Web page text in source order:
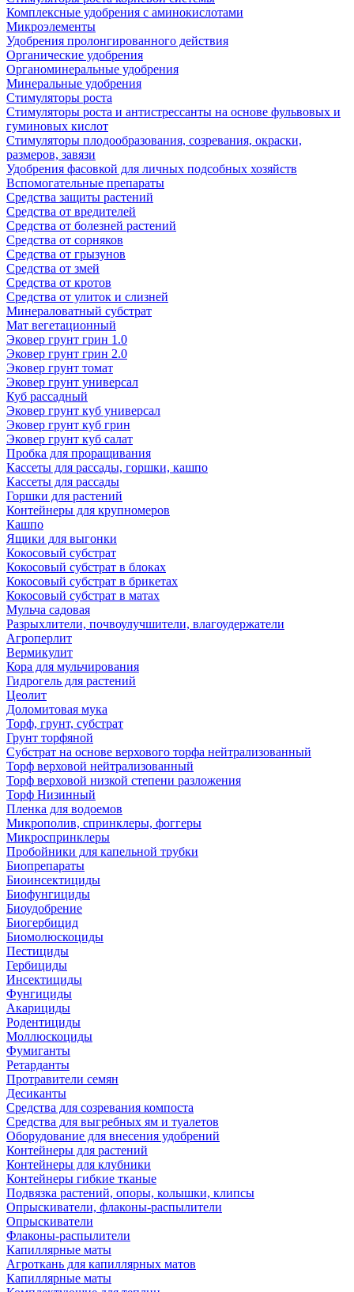
Комплексные удобрения с аминокислотами
Микроэлементы
Удобрения пролонгированного действия
Органические удобрения
Органоминеральные удобрения
Минеральные удобрения
Стимуляторы роста
Стимуляторы роста и антистрессанты на основе фульвовых и
гуминовых кислот
Стимуляторы плодообразования, созревания, окраски,
размеров, завязи
Удобрения фасовкой для личных подсобных хозяйств
Вспомогательные препараты
Средства защиты растений
Средства от вредителей
Средства от болезней растений
Средства от сорняков
Средства от грызунов
Средства от змей
Средства от кротов
Средства от улиток и слизней
Минераловатный субстрат
Мат вегетационный
Эковер грунт грин 1.0
Эковер грунт грин 2.0
Эковер грунт томат
Эковер грунт универсал
Куб рассадный
Эковер грунт куб универсал
Эковер грунт куб грин
Эковер грунт куб салат
Пробка для проращивания
Кассеты для рассады, горшки, кашпо
Кассеты для рассады
Горшки для растений
Контейнеры для крупномеров
Кашпо
Ящики для выгонки
Кокосовый субстрат
Кокосовый субстрат в блоках
Кокосовый субстрат в брикетах
Кокосовый субстрат в матах
Мульча садовая
Разрыхлители, почвоулучшители, влагоудержатели
Агроперлит
Вермикулит
Кора для мульчирования
Гидрогель для растений
Цеолит
Доломитовая мука
Торф, грунт, субстрат
Грунт торфяной
Субстрат на основе верхового торфа нейтрализованный
Торф верховой нейтрализованный
Торф верховой низкой степени разложения
Торф Низинный
Пленка для водоемов
Микрополив, спринклеры, фоггеры
Микроспринклеры
Пробойники для капельной трубки
Биопрепараты
Биоинсектициды
Биофунгициды
Биоудобрение
Биогербицид
Биомолюскоциды
Пестициды
Гербициды
Инсектициды
Фунгициды
Акарициды
Родентициды
Моллюскоциды
Фумиганты
Ретарданты
Протравители семян
Десиканты
Средства для созревания компоста
Средства для выгребных ям и туалетов
Оборудование для внесения удобрений
Контейнеры для растений
Контейнеры для клубники
Контейнеры гибкие тканые
Подвязка растений, опоры, колышки, клипсы
Опрыскиватели, флаконы-распылители
Опрыскиватели
Флаконы-распылители
Капиллярные маты
Агроткань для капиллярных матов
Капиллярные маты